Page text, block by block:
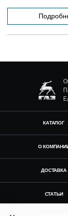
КАТАЛОГ
О
ДОСТАВКА
СТАТЬИ